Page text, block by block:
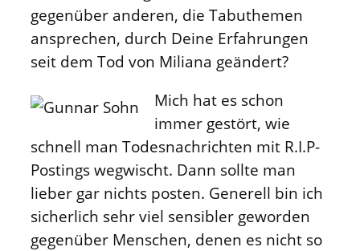
gegenüber anderen, die Tabuthemen
ansprechen, durch Deine Erfahrungen
seit dem Tod von Miliana geändert?
Mich hat es schon
immer gestört, wie
schnell man Todesnachrichten mit R.I.P-
Postings wegwischt. Dann sollte man
lieber gar nichts posten. Generell bin ich
sicherlich sehr viel sensibler geworden
gegenüber Menschen, denen es nicht so